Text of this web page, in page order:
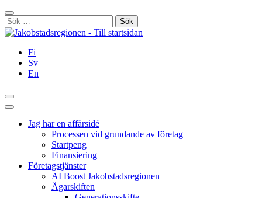
Hoppa
till
innehållet
Stäng
Sök
efter:
Fi
Sv
En
Sök
Huvudmeny
Jag har en affärsidé
Processen vid grundande av företag
Startpeng
Finansiering
Företagstjänster
AI Boost Jakobstadsregionen
Ägarskiften